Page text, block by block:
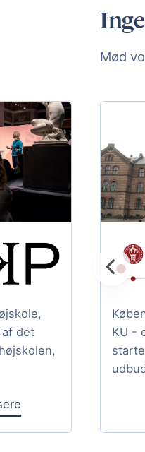
Mød
det
KU -